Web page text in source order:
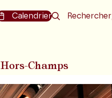
Calendrier Rechercher
Hors-Champs